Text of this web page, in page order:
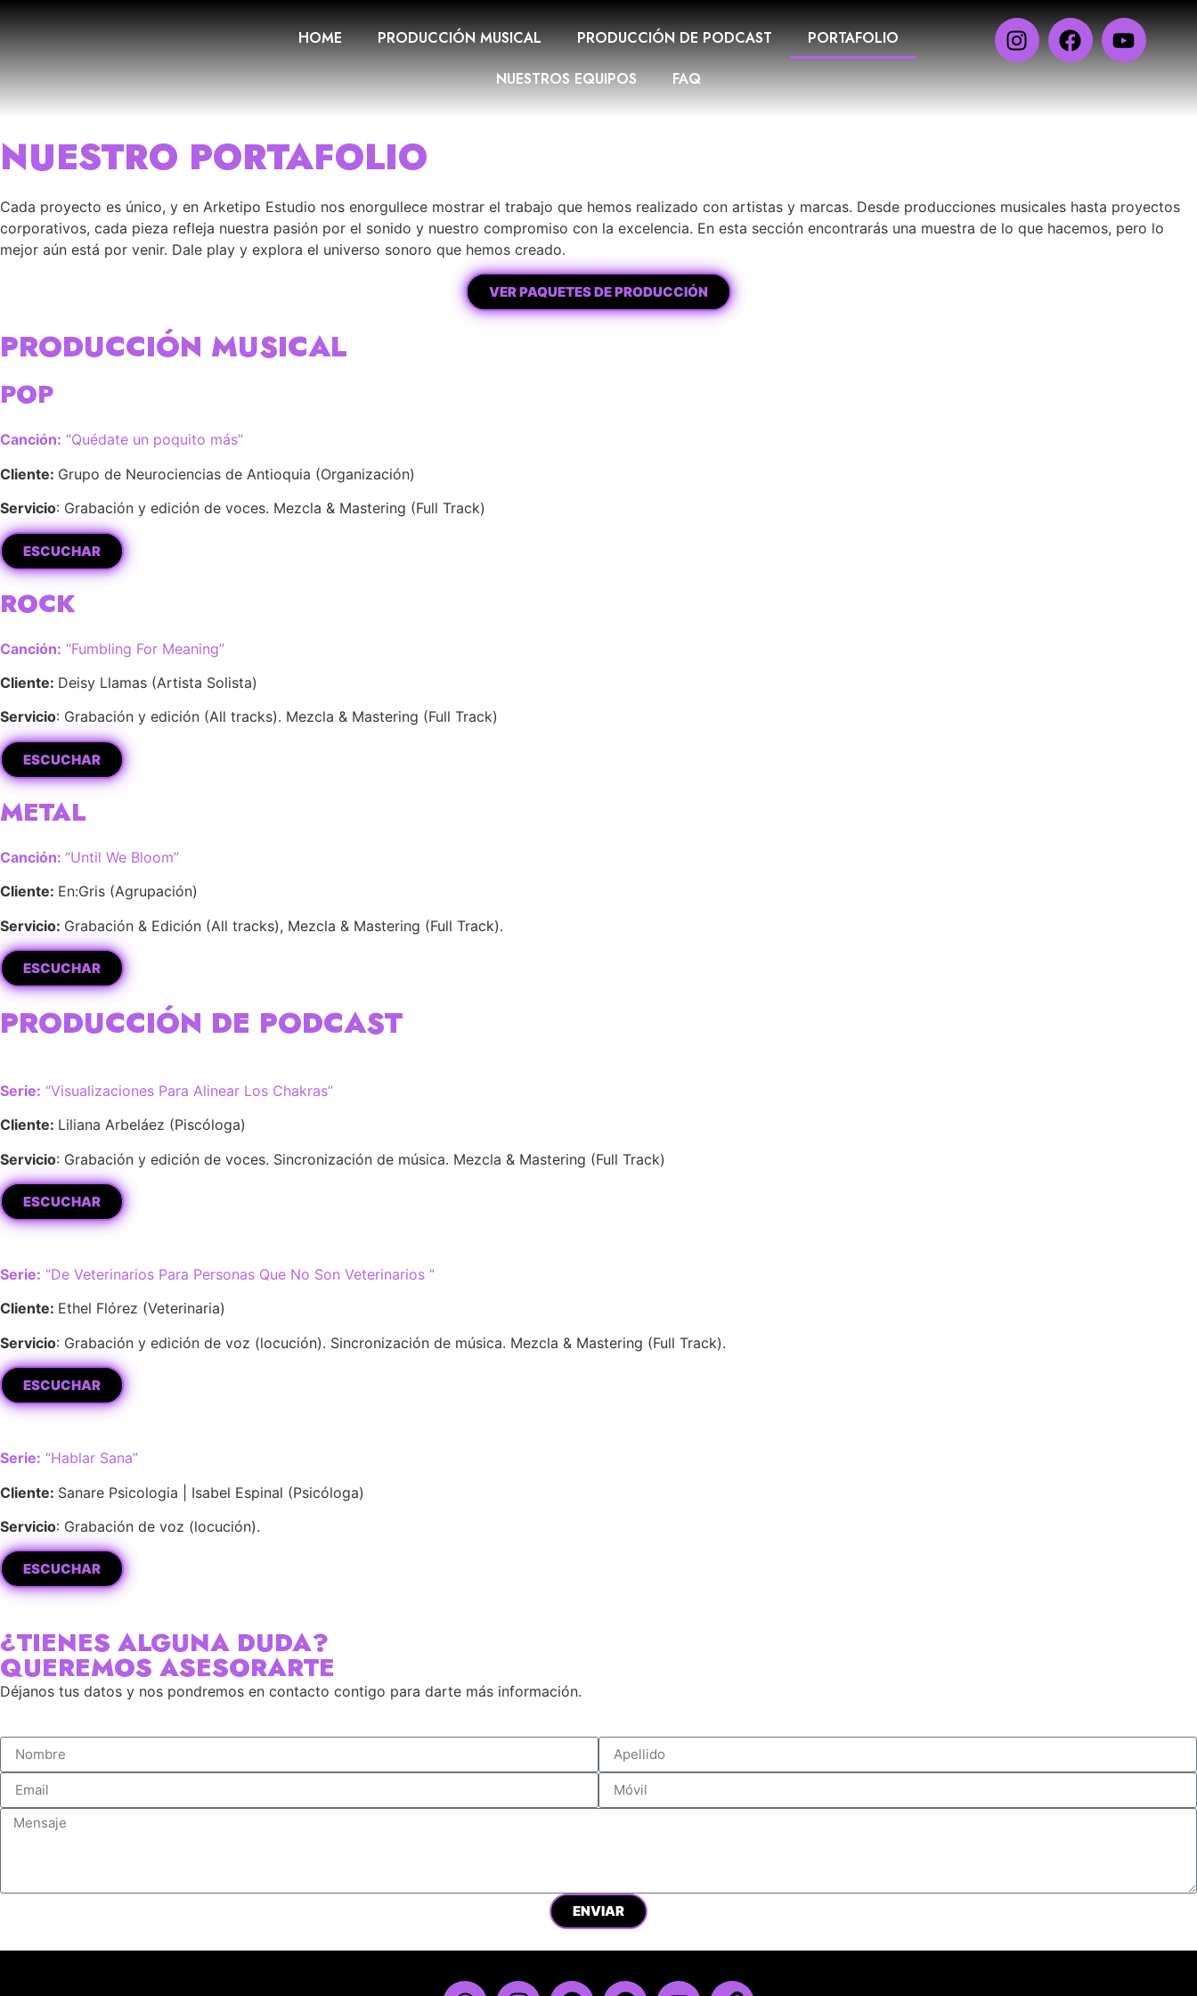
HOME PRODUCCIÓN MUSICAL PRODUCCIÓN DE PODCAST
PORTAFOLIO
NUESTROS EQUIPOS
FAQ
NUESTRO PORTAFOLIO
Cada proyecto es único, y en Arketipo Estudio nos enorgullece mostrar el trabajo que hemos realizado con artistas y marcas. Desde producciones musicales hasta proyectos
corporativos, cada pieza refleja nuestra pasión por el sonido y nuestro compromiso con la excelencia. En esta sección encontrarás una muestra de lo que hacemos, pero lo
mejor aún está por venir. Dale play y explora el universo sonoro que hemos creado.
VER PAQUETES DE PRODUCCIÓN
PRODUCCIÓN MUSICAL
POP
Canción: “Quédate un poquito más”
Cliente: Grupo de Neurociencias de Antioquia (Organización)
Servicio: Grabación y edición de voces. Mezcla & Mastering (Full Track)
ESCUCHAR
ROCK
Canción: “Fumbling For Meaning”
Cliente: Deisy Llamas (Artista Solista)
Servicio: Grabación y edición (All tracks). Mezcla & Mastering (Full Track)
ESCUCHAR
METAL
Canción: “Until We Bloom”
Cliente: En:Gris (Agrupación)
Servicio: Grabación & Edición (All tracks), Mezcla & Mastering (Full Track).
ESCUCHAR
PRODUCCIÓN DE PODCAST
Serie: “Visualizaciones Para Alinear Los Chakras”
Cliente: Liliana Arbeláez (Piscóloga)
Servicio: Grabación y edición de voces. Sincronización de música. Mezcla & Mastering (Full Track)
ESCUCHAR
Serie: “De Veterinarios Para Personas Que No Son Veterinarios ”
Cliente: Ethel Flórez (Veterinaria)
Servicio: Grabación y edición de voz (locución). Sincronización de música. Mezcla & Mastering (Full Track).
ESCUCHAR
Serie: “Hablar Sana”
Cliente: Sanare Psicologia | Isabel Espinal (Psicóloga)
Servicio: Grabación de voz (locución).
ESCUCHAR
¿TIENES ALGUNA DUDA?
QUEREMOS ASESORARTE
Déjanos tus datos y nos pondremos en contacto contigo para darte más información.
ENVIAR